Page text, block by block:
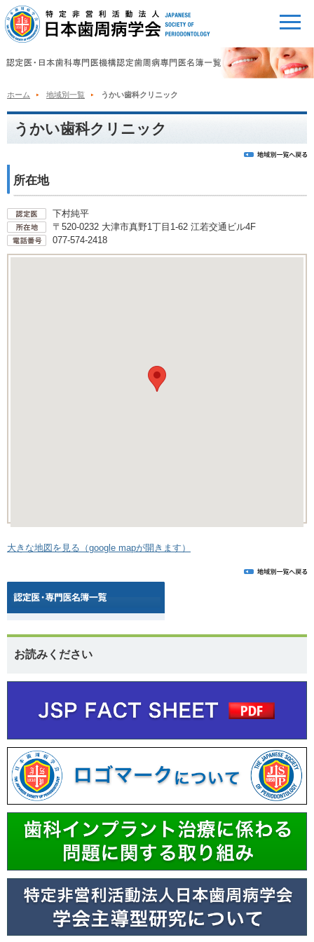
ホーム 地域別一覧 うかい歯科クリニック
うかい歯科クリニック
所在地
下村純平
〒520-0232 大津市真野1丁目1-62 江若交通ビル4F
077-574-2418
大きな地図を見る（google mapが開きます）
お読みください